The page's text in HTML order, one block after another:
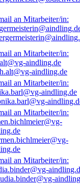
aindling.de